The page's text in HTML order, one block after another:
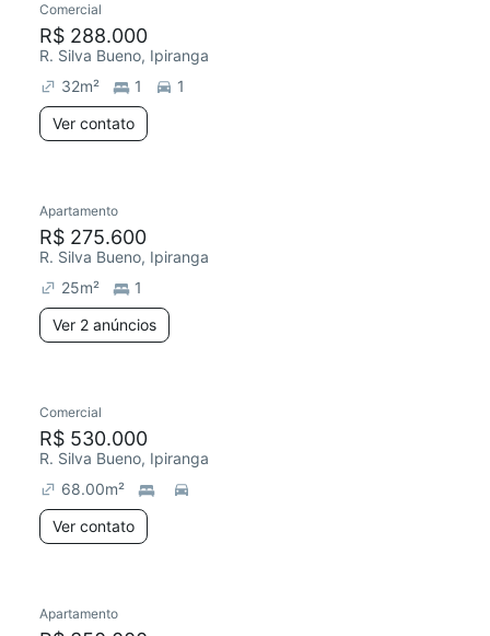
Comercial
R$ 288.000
R. Silva Bueno, Ipiranga
32m² 1
1
Ver contato
Redecorar
Apartamento
R$ 275.600
R. Silva Bueno, Ipiranga
25m²
1
Ver 2 anúncios
Comercial
R$ 530.000
R. Silva Bueno, Ipiranga
68.00m²
Ver contato
Apartamento